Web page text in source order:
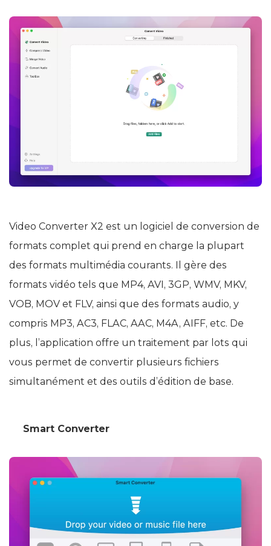
Video Converter X2 est un logiciel de conversion de
formats complet qui prend en charge la plupart
des formats multimédia courants. Il gère des
formats vidéo tels que MP4, AVI, 3GP, WMV, MKV,
VOB, MOV et FLV, ainsi que des formats audio, y
compris MP3, AC3, FLAC, AAC, M4A, AIFF, etc. De
plus, l’application offre un traitement par lots qui
vous permet de convertir plusieurs fichiers
simultanément et des outils d’édition de base.
Smart Converter